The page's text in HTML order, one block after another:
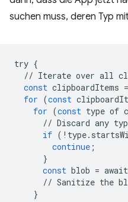
suchen muss, deren Typ
try {
// Iterate over all
const clipboardItems =
for (const
for (const type of
// Discard any
if ( ! type.
continue ;
}
const blob = await
// Sanitize the
}